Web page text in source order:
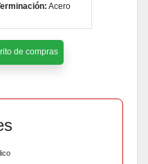
Acero
de compras